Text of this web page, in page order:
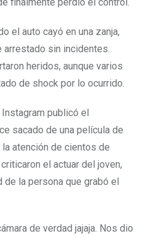
el auto cayó en una zanja,
arrestado sin incidentes.
heridos, aunque varios
de shock por lo ocurrido.
publicó el
sacado de una película de
atención de cientos de
el actuar del joven,
de la persona que grabó el
de verdad jajaja. Nos dio